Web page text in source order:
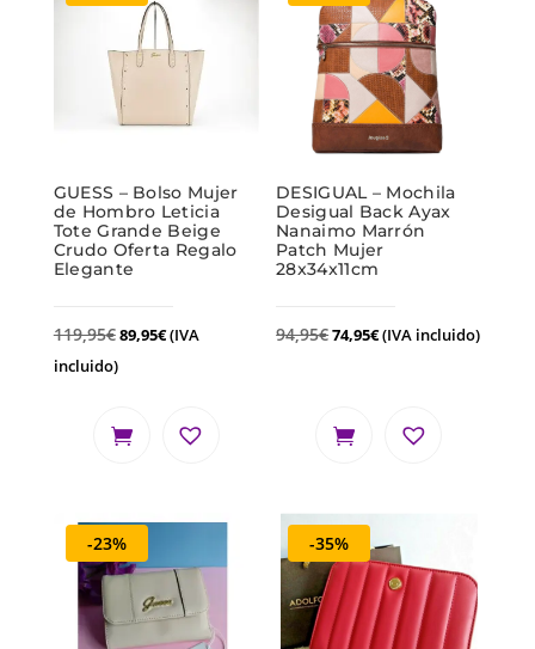
GUESS – Bolso Mujer
de Hombro Leticia
Tote Grande Beige
Crudo Oferta Regalo
Elegante
119,95€89,95€(IVA
incluido)
DESIGUAL – Mochila
Desigual Back Ayax
Nanaimo Marrón
Patch Mujer
28x34x11cm
94,95€74,95€(IVA incluido)
-23% -35%